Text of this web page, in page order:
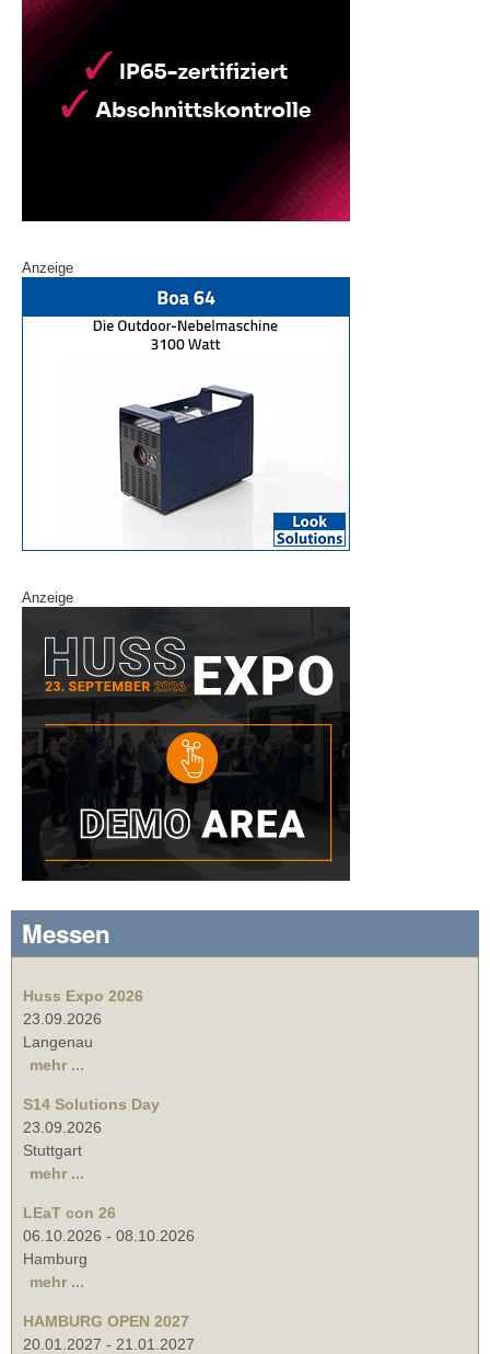
Anzeige
Anzeige
Messen
Huss Expo 2026
23.09.2026
Langenau
mehr ...
S14 Solutions Day
23.09.2026
Stuttgart
mehr ...
LEaT con 26
06.10.2026 - 08.10.2026
Hamburg
mehr ...
HAMBURG OPEN 2027
20.01.2027 - 21.01.2027